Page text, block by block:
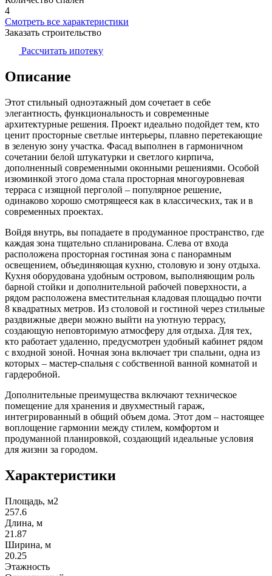
4
Смотреть все характеристики
Заказать строительство
Рассчитать ипотеку
Описание
Этот стильный одноэтажный дом сочетает в себе
элегантность, функциональность и современные
архитектурные решения. Проект идеально подойдет тем, кто
ценит просторные светлые интерьеры, плавно перетекающие
в зеленую зону участка. Фасад выполнен в гармоничном
сочетании белой штукатурки и светлого кирпича,
дополненный современными оконными решениями. Особой
изюминкой этого дома стала просторная многоуровневая
терраса с изящной перголой – популярное решение,
одинаково хорошо смотрящееся как в классических, так и в
современных проектах.
Войдя внутрь, вы попадаете в продуманное пространство, где
каждая зона тщательно спланирована. Слева от входа
расположена просторная гостиная зона с панорамным
освещением, объединяющая кухню, столовую и зону отдыха.
Кухня оборудована удобным островом, выполняющим роль
барной стойки и дополнительной рабочей поверхности, а
рядом расположена вместительная кладовая площадью почти
8 квадратных метров. Из столовой и гостиной через стильные
раздвижные двери можно выйти на уютную террасу,
создающую неповторимую атмосферу для отдыха. Для тех,
кто работает удаленно, предусмотрен удобный кабинет рядом
с входной зоной. Ночная зона включает три спальни, одна из
которых – мастер-спальня с собственной ванной комнатой и
гардеробной.
Дополнительные преимущества включают техническое
помещение для хранения и двухместный гараж,
интегрированный в общий объем дома. Этот дом – настоящее
воплощение гармонии между стилем, комфортом и
продуманной планировкой, создающий идеальные условия
для жизни за городом.
Характеристики
Площадь, м2
257.6
Длина, м
21.87
Ширина, м
20.25
Этажность